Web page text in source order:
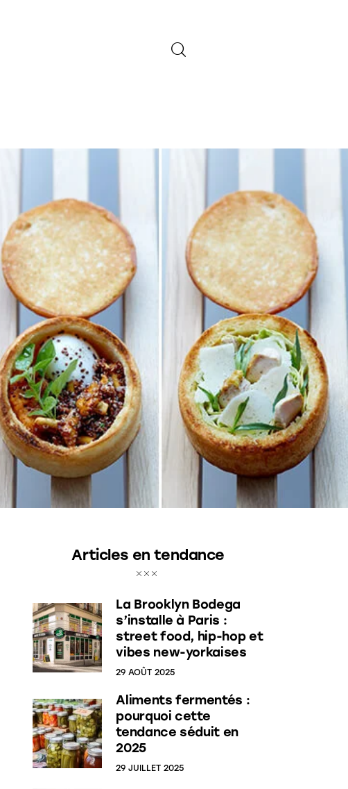
Articles en tendance
La Brooklyn Bodega
s’installe à Paris :
street food, hip-hop et
vibes new-yorkaises
29 AOÛT 2025
Aliments fermentés :
pourquoi cette
tendance séduit en
2025
29 JUILLET 2025